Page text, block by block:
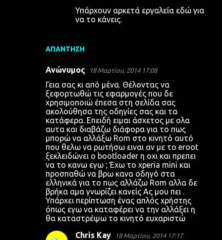
ΑΠΆΝΤΗΣΗ
Υπάρχουν αρκετά εργαλεία εδώ για
να το κάνεις.
Ανώνυμος 18 Μαρτίου, 2014 17:08
Γεια σας κι από μένα. Θέλοντας να
ξεφορτωθώ τις εφαρμογές που δε
χρησιμοποιώ έπεσα στη σελίδα σας
ακολούθησα της οδηγίες σας και τα
κατάφερα. Επειδή ειμαι άσχετος με ολα
αυτα και διαβάζω διάφορα για το πως
μπορώ να αλλάξω Rom στο κινητό αυτό
που θελω να ρωτήσω ειναι αν με το eroot
ξεκλειδώνει ο bootloader η οχι και πρεπει
να το κανω εγω ; Έχω το xperia mini και
προσπαθώ να βρω κανα οδηγό στα
ελληνικά για το πως αλλάζω Rom αλλα δε
βρήκα αμα γνωρίζει κανείς Ας μου πει .
Υπάρχει περίπτωση ένας απλός χρήστης
όπως εγω να καταφέρει να την αλλάξει η
θα καταστρέψω το κινητό ευχαριστώ
Chris Kay 18 Μαρτίου, 2014 17:17